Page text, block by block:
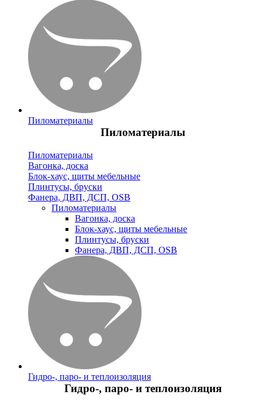
Пиломатериалы
Пиломатериалы
Пиломатериалы
Вагонка, доска
Блок-хаус, щиты мебельные
Плинтусы, бруски
Фанера, ДВП, ДСП, OSB
Пиломатериалы
Вагонка, доска
Блок-хаус, щиты мебельные
Плинтусы, бруски
Фанера, ДВП, ДСП, OSB
Гидро-, паро- и теплоизоляция
Гидро-, паро- и теплоизоляция